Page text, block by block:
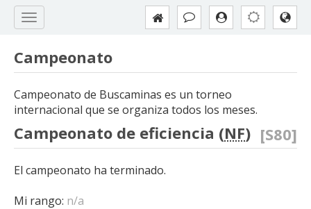
Campeonato
Campeonato de Buscaminas es un torneo
internacional que se organiza todos los meses.
Campeonato de eficiencia (NF) [S80]
El campeonato ha terminado.
Mi rango: n/a